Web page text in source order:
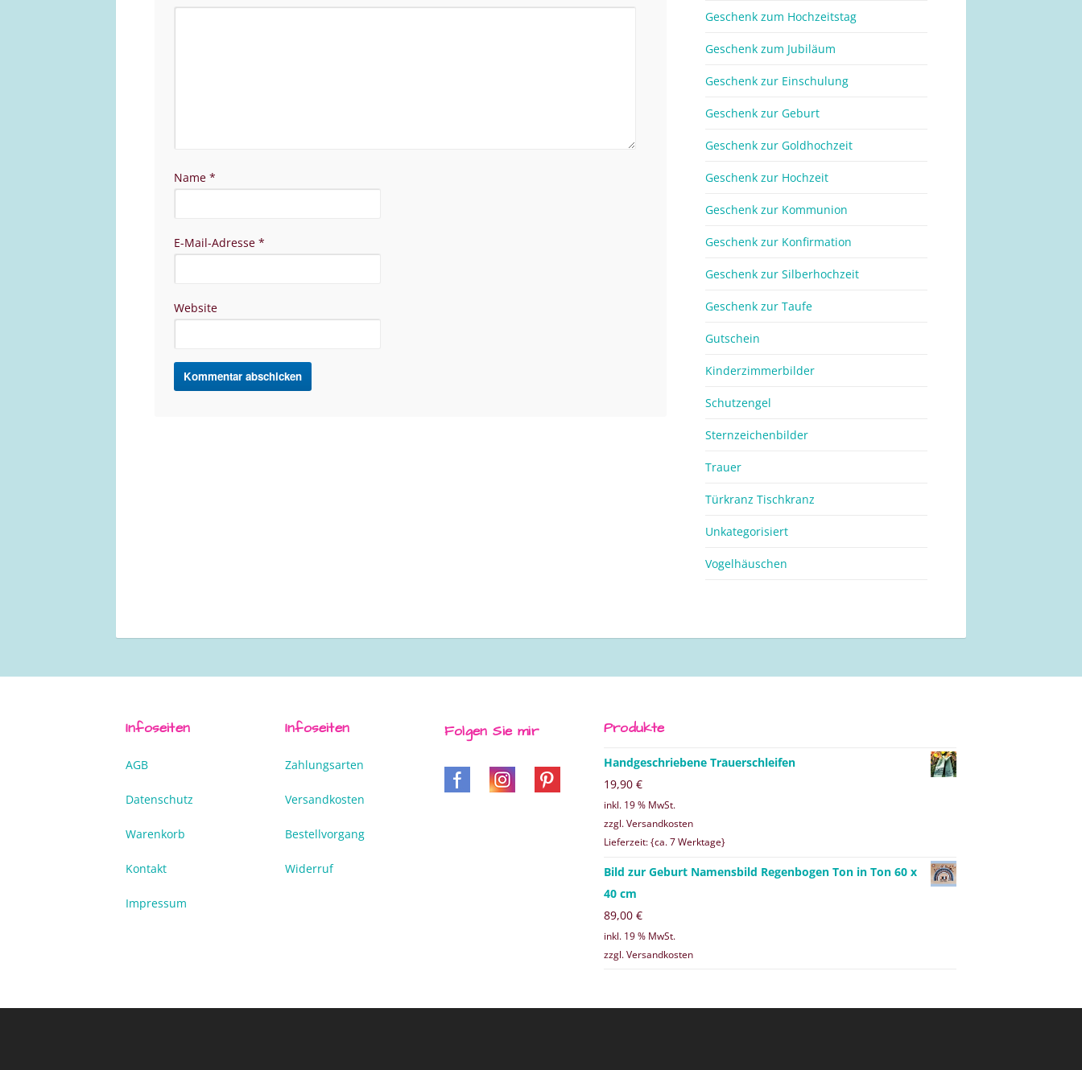
Name *
E-Mail-Adresse *
Website
Geschenk zum Hochzeitstag
Geschenk zum Jubiläum
Geschenk zur Einschulung
Geschenk zur Geburt
Geschenk zur Goldhochzeit
Geschenk zur Hochzeit
Geschenk zur Kommunion
Geschenk zur Konfirmation
Geschenk zur Silberhochzeit
Geschenk zur Taufe
Gutschein
Kinderzimmerbilder
Schutzengel
Sternzeichenbilder
Trauer
Türkranz Tischkranz
Unkategorisiert
Vogelhäuschen
Infoseiten
AGB
Datenschutz
Warenkorb
Kontakt
Impressum
Infoseiten
Zahlungsarten
Versandkosten
Bestellvorgang
Widerruf
Folgen Sie mir Produkte
Handgeschriebene Trauerschleifen
19,90 €
inkl. 19 % MwSt.
zzgl. Versandkosten
Lieferzeit: {ca. 7 Werktage}
Bild zur Geburt Namensbild Regenbogen Ton in Ton 60 x
40 cm
89,00 €
inkl. 19 % MwSt.
zzgl. Versandkosten